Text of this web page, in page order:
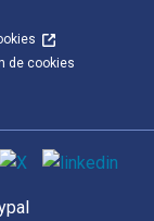
de cookies